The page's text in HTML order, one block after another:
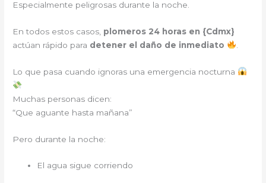
Especialmente peligrosas durante la noche.
En todos estos casos, plomeros 24 horas en {Cdmx}
actúan rápido para detener el daño de inmediato
Lo que pasa cuando ignoras una emergencia nocturna
Muchas personas dicen:
“Que aguante hasta mañana”
Pero durante la noche:
El agua sigue corriendo